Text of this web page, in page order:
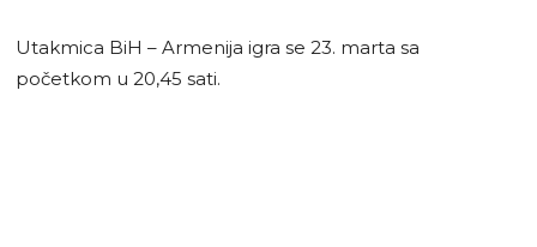
Utakmica BiH – Armenija igra se 23. marta sa
početkom u 20,45 sati.